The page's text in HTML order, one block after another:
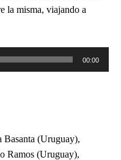
la misma, viajando a
00:00
(Uruguay),
Ramos (Uruguay),